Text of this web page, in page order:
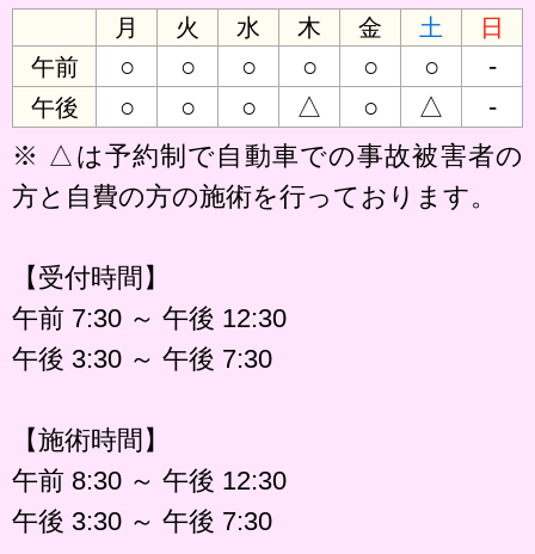
月 火 水 木 金 土
日
午前
○ ○ ○ ○ ○ ○ -
午後 ○ ○ ○ △ ○ △
-
※ △は予約制で自動車での事故被害者の
方と自費の方の施術を行っております。
【受付時間】
午前 7:30 ～ 午後 12:30
午後 3:30 ～ 午後 7:30
【施術時間】
午前 8:30 ～ 午後 12:30
午後 3:30 ～ 午後 7:30